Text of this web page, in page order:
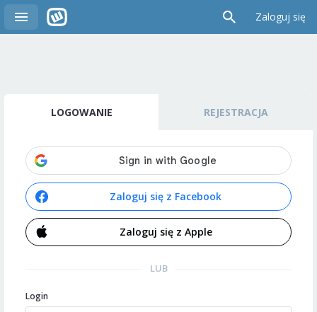
Zaloguj się
LOGOWANIE REJESTRACJA
Zaloguj się z Facebook
Zaloguj się z Apple
LUB
Login